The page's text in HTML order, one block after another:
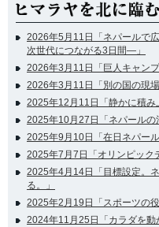
2026年5月11日「ネパールで
次世代につながる3日間―」
2026年3月11日「巨人キャン
2026年3月11日「別の国の現場
2025年12月11日「静かに積み
2025年10月27日「ネパールの
2025年9月10日「在日ネパー
2025年7月7日「オリンピック
2025年4月14日「目標設定。
る。」
2025年2月19日「スポーツの役
2024年11月25日「カラダを動